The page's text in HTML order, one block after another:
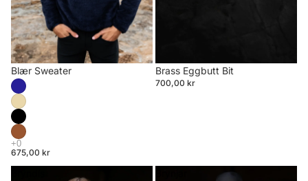
Blær Sweater
675,00 kr
Brass Eggbutt Bit
700,00 kr